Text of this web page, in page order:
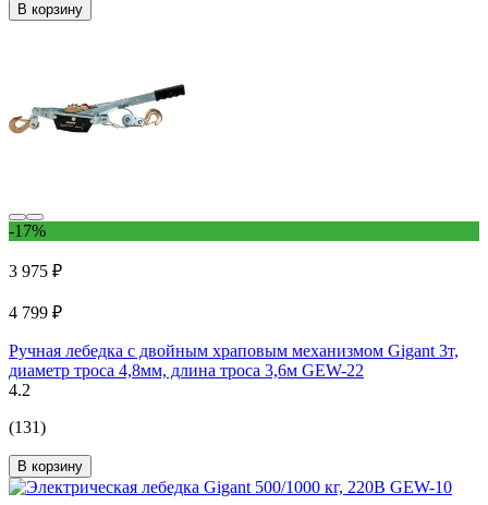
В корзину
-17%
3 975 ₽
4 799 ₽
Ручная лебедка с двойным храповым механизмом Gigant 3т,
диаметр троса 4,8мм, длина троса 3,6м GEW-22
4.2
(131)
В корзину